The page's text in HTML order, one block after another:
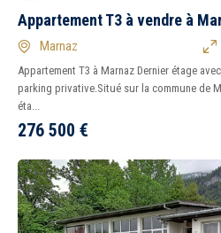
Balcon
Piscine
Appartement T3 à vendre à
Marnaz
Appartement T3 à Marnaz Dernier étage
parking privative.Situé sur la commune de
éta...
276 500 €